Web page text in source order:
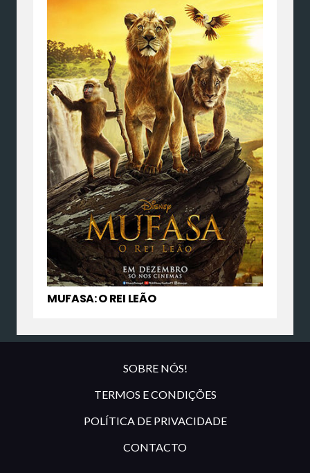
MUFASA: O REI LEÃO
SOBRE NÓS!
TERMOS E CONDIÇÕES
POLÍTICA DE PRIVACIDADE
CONTACTO